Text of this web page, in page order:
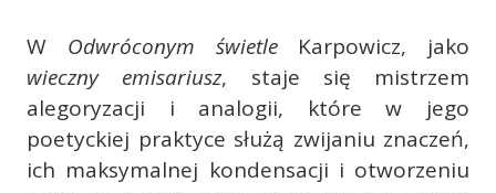
W Odwróconym świetle Karpowicz, jako
wieczny emisariusz, staje się mistrzem
alegoryzacji i analogii, które w jego
poetyckiej praktyce służą zwijaniu znaczeń,
ich maksymalnej kondensacji i otworzeniu